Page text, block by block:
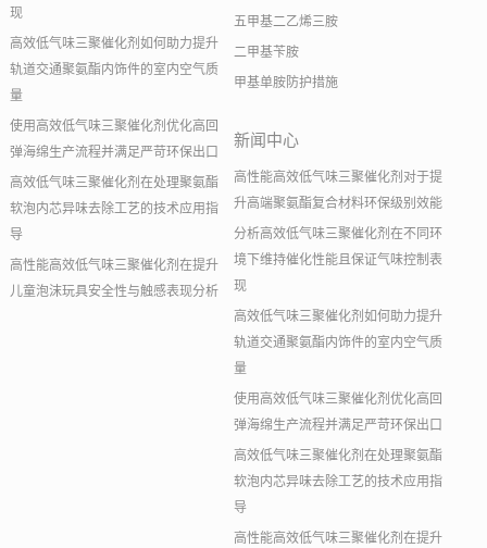
现
高效低气味三聚催化剂如何助力提升
轨道交通聚氨酯内饰件的室内空气质
量
使用高效低气味三聚催化剂优化高回
弹海绵生产流程并满足严苛环保出口
高效低气味三聚催化剂在处理聚氨酯
软泡内芯异味去除工艺的技术应用指
导
高性能高效低气味三聚催化剂在提升
儿童泡沫玩具安全性与触感表现分析
五甲基二乙烯三胺
二甲基苄胺
甲基单胺防护措施
新闻中心
高性能高效低气味三聚催化剂对于提
升高端聚氨酯复合材料环保级别效能
分析高效低气味三聚催化剂在不同环
境下维持催化性能且保证气味控制表
现
高效低气味三聚催化剂如何助力提升
轨道交通聚氨酯内饰件的室内空气质
量
使用高效低气味三聚催化剂优化高回
弹海绵生产流程并满足严苛环保出口
高效低气味三聚催化剂在处理聚氨酯
软泡内芯异味去除工艺的技术应用指
导
高性能高效低气味三聚催化剂在提升